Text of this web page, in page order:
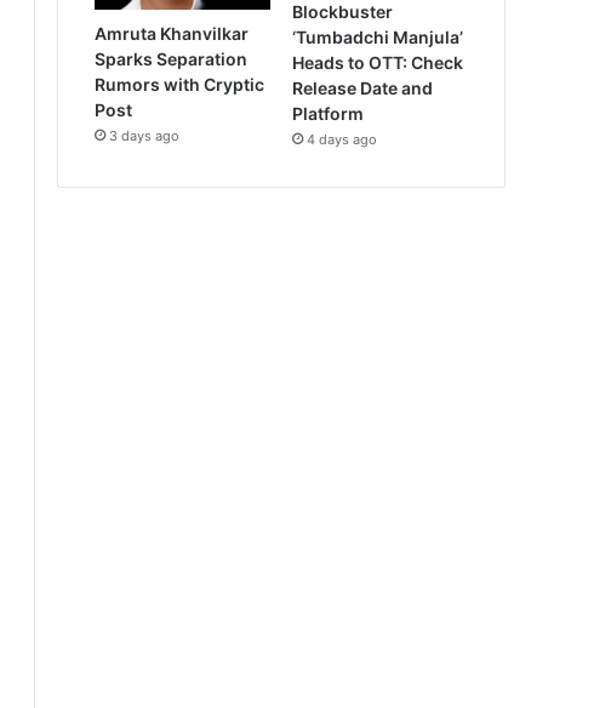
Amruta Khanvilkar
Sparks Separation
Rumors with Cryptic
Post
3 days ago
Blockbuster
‘Tumbadchi Manjula’
Heads to OTT: Check
Release Date and
Platform
4 days ago